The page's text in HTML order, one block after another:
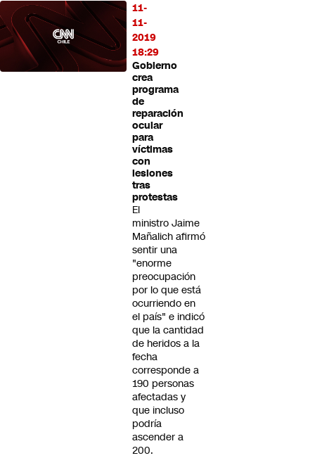
11-
11-
2019
18:29
Gobierno
crea
programa
de
reparación
ocular
para
víctimas
con
lesiones
tras
protestas
El
ministro Jaime
Mañalich afirmó
sentir una
"enorme
preocupación
por lo que está
ocurriendo en
el país" e indicó
que la cantidad
de heridos a la
fecha
corresponde a
190 personas
afectadas y
que incluso
podría
ascender a
200.